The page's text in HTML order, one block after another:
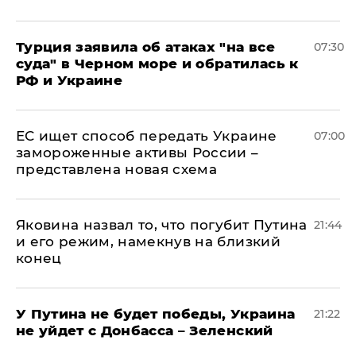
Турция заявила об атаках "на все
суда" в Черном море и обратилась к
РФ и Украине
07:30
ЕС ищет способ передать Украине
замороженные активы России –
представлена новая схема
07:00
Яковина назвал то, что погубит Путина
и его режим, намекнув на близкий
конец
21:44
У Путина не будет победы, Украина
не уйдет с Донбасса – Зеленский
21:22